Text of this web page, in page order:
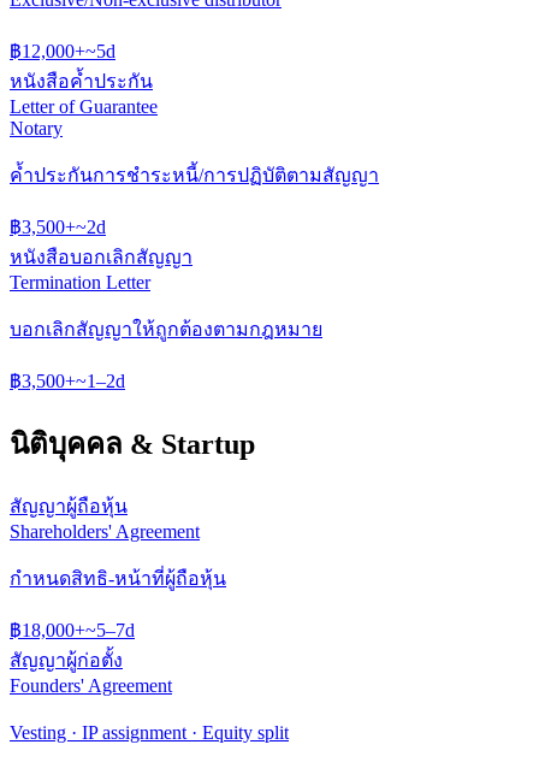
฿12,000+~5d
หนังสือค้ำประกัน
Letter of Guarantee
Notary
ค้ำประกันการชำระหนี้/การปฏิบัติตามสัญญา
฿3,500+~2d
หนังสือบอกเลิกสัญญา
Termination Letter
บอกเลิกสัญญาให้ถูกต้องตามกฎหมาย
฿3,500+~1–2d
นิติบุคคล & Startup
สัญญาผู้ถือหุ้น
Shareholders' Agreement
กำหนดสิทธิ-หน้าที่ผู้ถือหุ้น
฿18,000+~5–7d
สัญญาผู้ก่อตั้ง
Founders' Agreement
Vesting · IP assignment · Equity split